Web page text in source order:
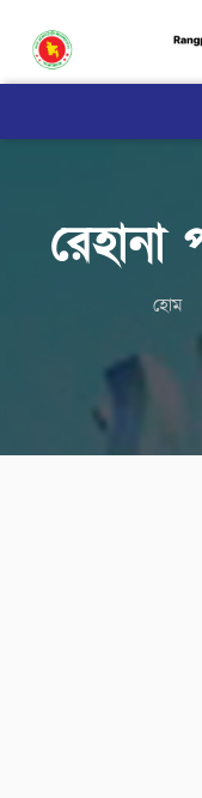
রেহানা
হোম